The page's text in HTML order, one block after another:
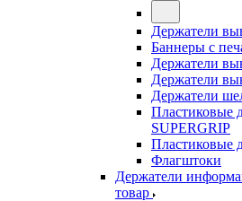
Держатели
Баннеры с
Держатели
Держатели
Держатели
Пластиковые
SUPERGRIP
Пластиковые
Флагштоки
Держатели
товар